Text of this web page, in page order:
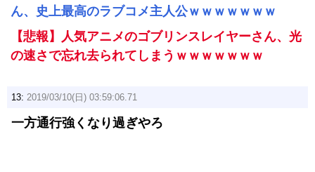
ん、史上最高のラブコメ主人公ｗｗｗｗｗｗｗ
【悲報】人気アニメのゴブリンスレイヤーさん、光
の速さで忘れ去られてしまうｗｗｗｗｗｗｗ
13: 2019/03/10(日) 03:59:06.71
一方通行強くなり過ぎやろ